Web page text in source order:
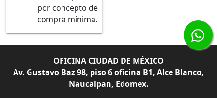
por concepto de
compra mínima.
OFICINA CIUDAD DE MÉXICO
Av. Gustavo Baz 98, piso 6 oficina B1, Alce Blanco,
Naucalpan, Edomex.